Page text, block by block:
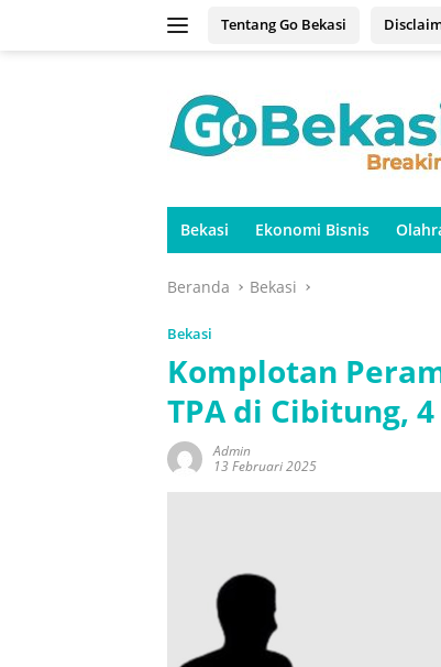
Tentang Go Bekasi
Bekasi Ekonomi Bisnis
Beranda Bekasi
Bekasi
Komplotan
TPA di Cibitung,
Admin
13 Februari 2025